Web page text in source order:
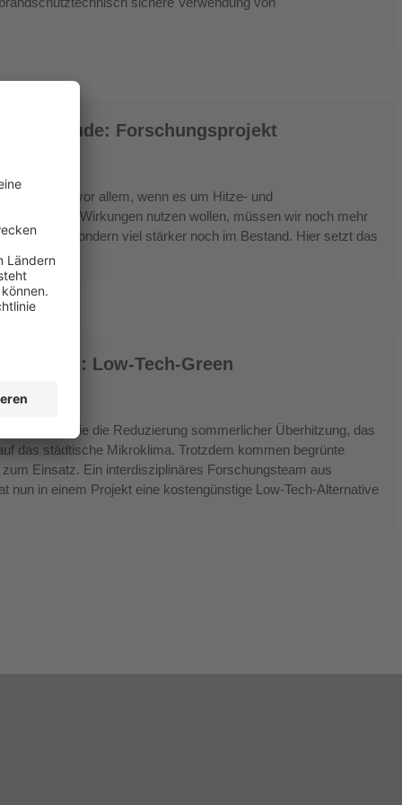
Gebäude: Forschungsprojekt
im Fokus, vor allem, wenn es um Hitze- und
wir diese Wirkungen nutzen wollen, müssen wir noch mehr
Neubau, sondern viel stärker noch im Bestand. Hier setzt das
Low-Tech-Green
Vorteile, wie die Reduzierung sommerlicher Überhitzung, das
das städtische Mikroklima. Trotzdem kommen begrünte
Einsatz. Ein interdisziplinäres Forschungsteam aus
nun in einem Projekt eine kostengünstige Low-Tech-Alternative